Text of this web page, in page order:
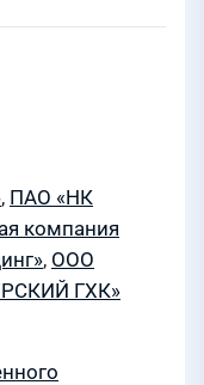
, ПАО «НК
компания
, ООО
ГХК»